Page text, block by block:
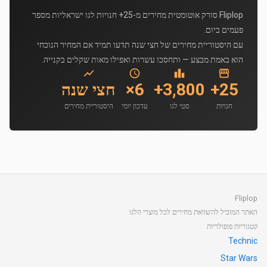
Fliplop סורק אוטומטית מחירים מ-25+ חנויות לגו ישראליות מספר
פעמים ביום.
עם היסטוריית מחירים של חצי שנה תדעו תמיד אם המחיר הנוכחי
הוא באמת מבצע — ותחסכו עשרות ואפילו מאות שקלים בקנייה.
25+
חנויות
3,800+
סטי לגו
6×
עדכון יומי
חצי שנה
היסטוריית מחירים
Fliplop
האתר המוביל להשוואת מחירים לכל מוצרי הלגו
קטגוריות פופולריות
Technic
Star Wars